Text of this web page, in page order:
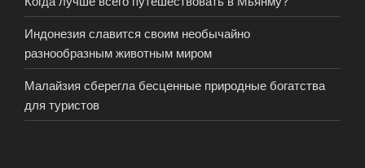
Индонезия славится своим необычайно
разнообразным животным миром
Малайзия сберегла бесценные природные богатства
для туристов